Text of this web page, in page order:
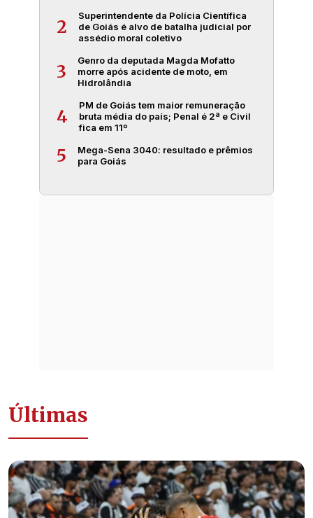
2
Superintendente da Polícia Científica
de Goiás é alvo de batalha judicial por
assédio moral coletivo
3
Genro da deputada Magda Mofatto
morre após acidente de moto, em
Hidrolândia
4
PM de Goiás tem maior remuneração
bruta média do país; Penal é 2ª e Civil
fica em 11º
5
Mega-Sena 3040: resultado e prêmios
para Goiás
Últimas